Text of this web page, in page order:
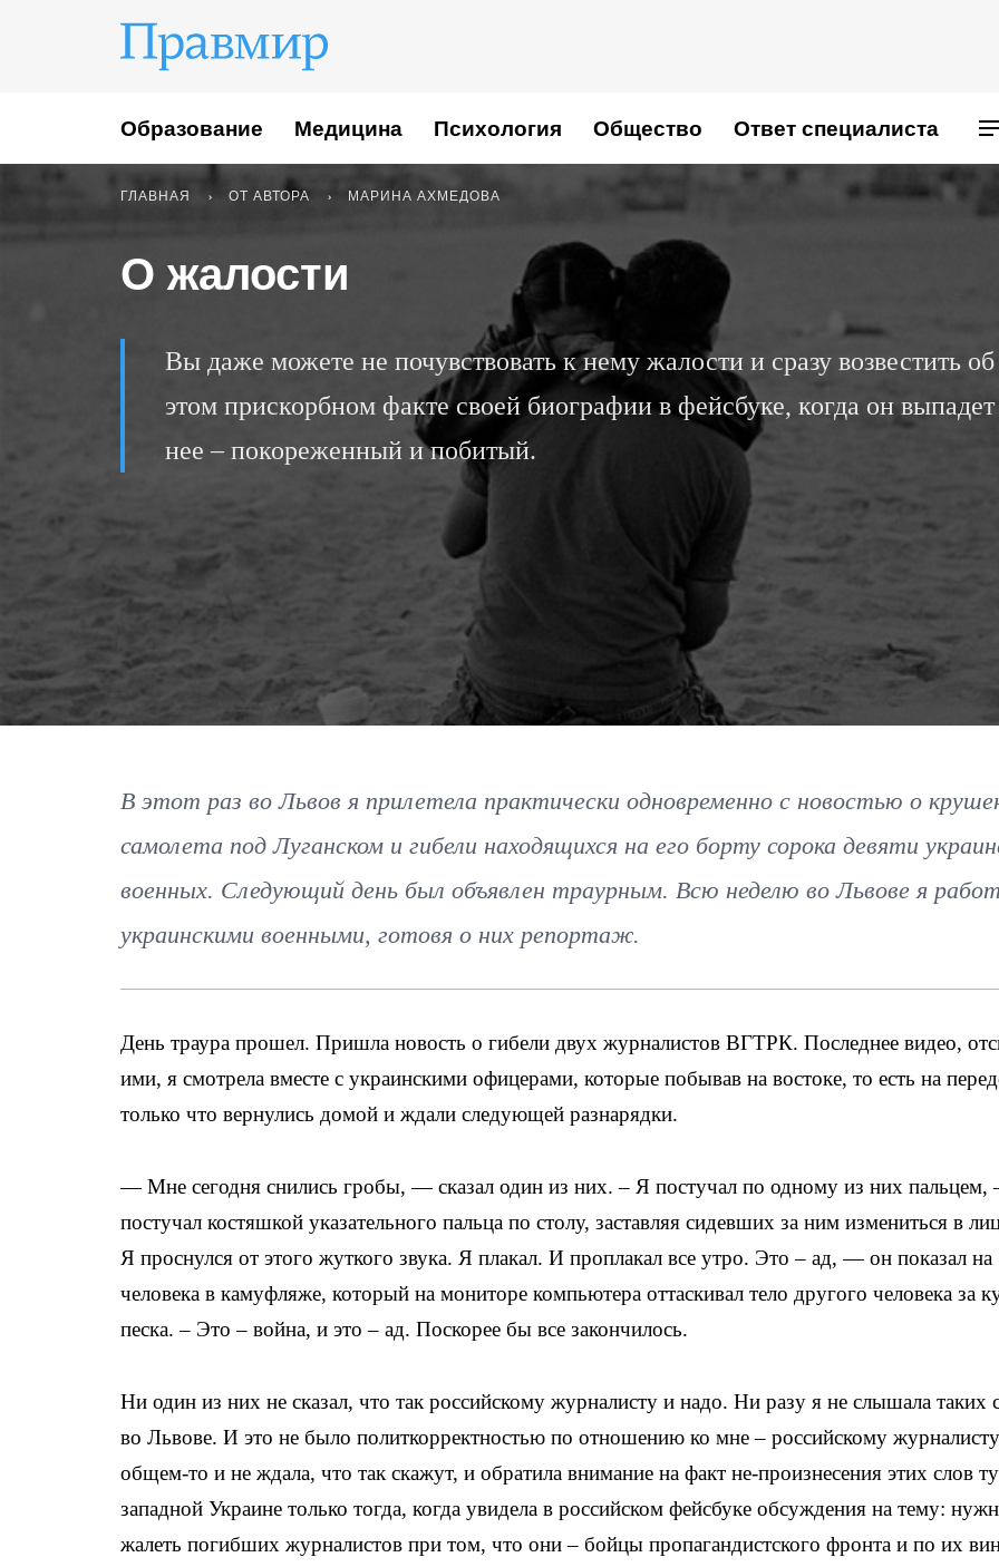
Образование Медицина Психология Общество Ответ специалиста
ГЛАВНАЯ ОТ АВТОРА МАРИНА АХМЕДОВА
О жалости
Вы даже можете не почувствовать к нему жалости и сразу возвестить об
этом прискорбном факте своей биографии в фейсбуке, когда он выпадет
нее – покореженный и побитый.
В этот раз во Львов я прилетела практически одновременно с новостью о
самолета под Луганском и гибели находящихся на его борту сорока девяти
военных. Следующий день был объявлен траурным. Всю неделю во Львове я
украинскими военными, готовя о них репортаж.
День траура прошел. Пришла новость о гибели двух журналистов ВГТРК. Последнее видео,
ими, я смотрела вместе с украинскими офицерами, которые побывав на востоке, то есть на
только что вернулись домой и ждали следующей разнарядки.
— Мне сегодня снились гробы, — сказал один из них. – Я постучал по одному из них
постучал костяшкой указательного пальца по столу, заставляя сидевших за ним измениться в
Я проснулся от этого жуткого звука. Я плакал. И проплакал все утро. Это – ад, — он показал на
человека в камуфляже, который на мониторе компьютера оттаскивал тело другого человека за
песка. – Это – война, и это – ад. Поскорее бы все закончилось.
Ни один из них не сказал, что так российскому журналисту и надо. Ни разу я не слышала таких
во Львове. И это не было политкорректностью по отношению ко мне – российскому
общем-то и не ждала, что так скажут, и обратила внимание на факт не-произнесения этих слов
западной Украине только тогда, когда увидела в российском фейсбуке обсуждения на тему:
жалеть погибших журналистов при том, что они – бойцы пропагандистского фронта и по их